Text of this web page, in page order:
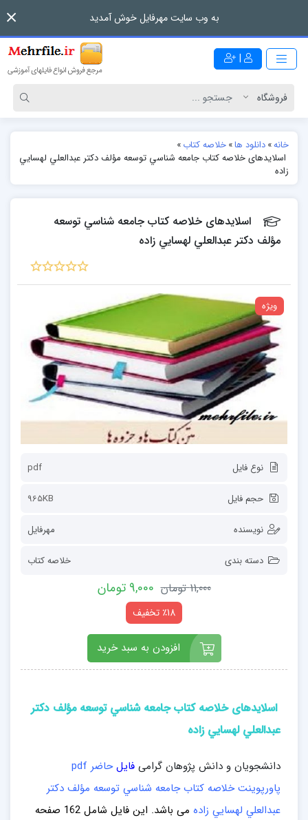
به وب سایت مهرفایل خوش آمدید
|
خانه»دانلود ها»خلاصه کتاب»
اسلایدهای خلاصه کتاب جامعه شناسي توسعه مؤلف دكتر عبدالعلي لهسايي
زاده
اسلایدهای خلاصه کتاب جامعه شناسي توسعه
مؤلف دكتر عبدالعلي لهسايي زاده
ویژه
نوع فایل pdf
حجم فایل 965KB
نویسنده مهرفایل
دسته بندی خلاصه کتاب
11,000 تومان 9,000 تومان
٪18 تخفیف
افزودن به سبد خرید
اسلایدهای خلاصه کتاب جامعه شناسي توسعه مؤلف دكتر
عبدالعلي لهسايي زاده
دانشجویان و دانش پژوهان گرامی فایل
حاضر pdf
پاورپوینت خلاصه کتاب جامعه شناسي توسعه مؤلف دكتر
عبدالعلي لهسايي زاده می باشد. این فایل شامل 162
صفحه